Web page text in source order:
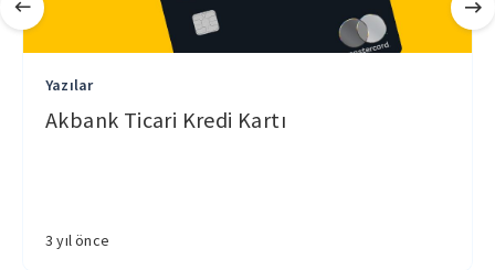
Yazılar
Akbank Ticari Kredi Kartı
3 yıl önce